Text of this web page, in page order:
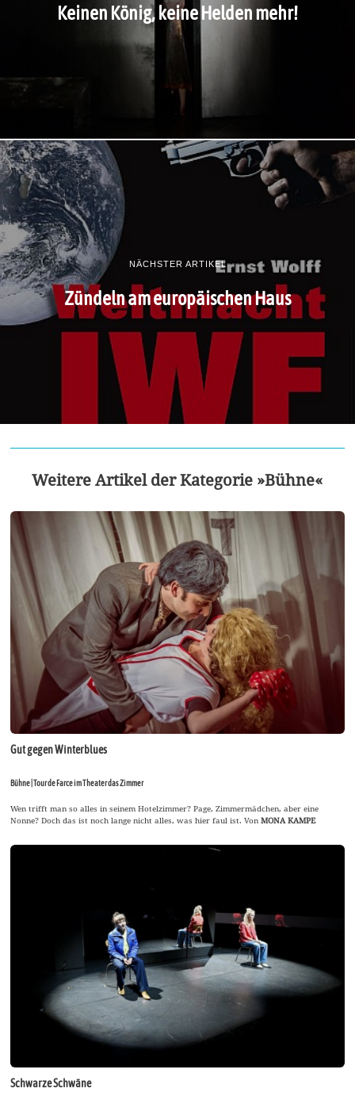
Keinen König, keine Helden mehr!
NÄCHSTER ARTIKEL
Zündeln am europäischen Haus
Weitere Artikel der Kategorie »Bühne«
Gut gegen Winterblues
Bühne | Tour de Farce im Theater das Zimmer
Wen trifft man so alles in seinem Hotelzimmer? Page, Zimmermädchen, aber eine
Nonne? Doch das ist noch lange nicht alles, was hier faul ist. VonMONA KAMPE
Schwarze Schwäne